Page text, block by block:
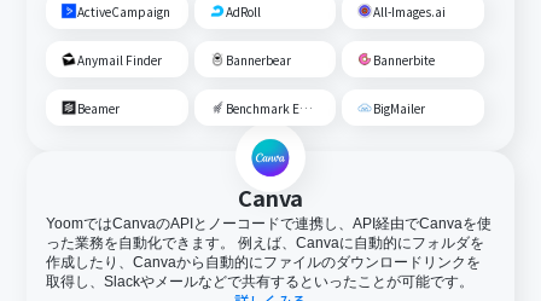
ActiveCampaign AdRoll All-Images.ai
Anymail Finder Bannerbear Bannerbite
Beamer Benchmark Email BigMailer
Canva
YoomではCanvaのAPIとノーコードで連携し、API経由でCanvaを使
った業務を自動化できます。 例えば、Canvaに自動的にフォルダを
作成したり、Canvaから自動的にファイルのダウンロードリンクを
取得し、Slackやメールなどで共有するといったことが可能です。